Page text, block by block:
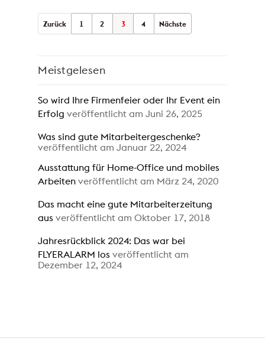
Zurück 1 2 3 4 Nächste
Meistgelesen
So wird Ihre Firmenfeier oder Ihr Event ein
Erfolg veröffentlicht am Juni 26, 2025
Was sind gute Mitarbeitergeschenke?
veröffentlicht am Januar 22, 2024
Ausstattung für Home-Office und mobiles
Arbeiten veröffentlicht am März 24, 2020
Das macht eine gute Mitarbeiterzeitung
aus veröffentlicht am Oktober 17, 2018
Jahresrückblick 2024: Das war bei
FLYERALARM los veröffentlicht am
Dezember 12, 2024